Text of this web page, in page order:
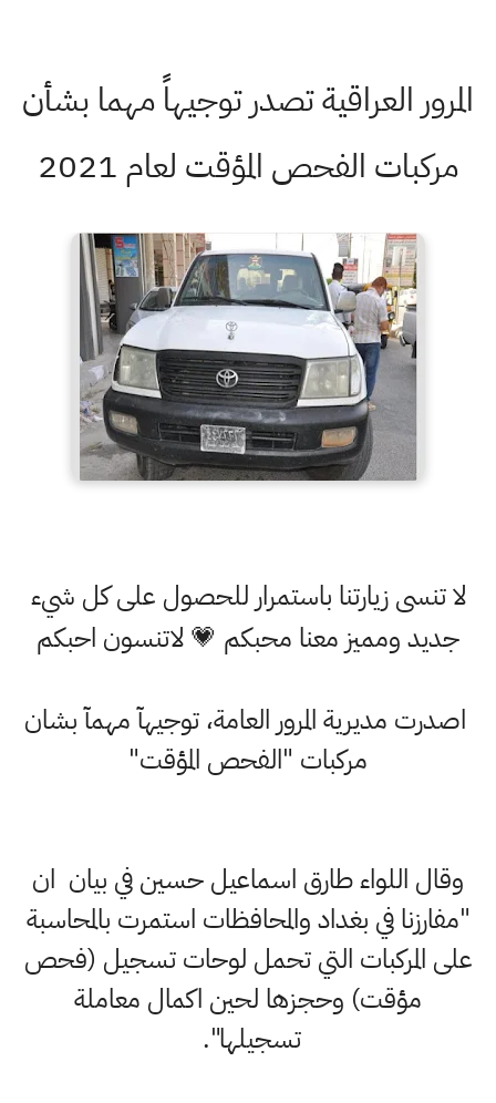
المرور العراقية تصدر توجيهاً مهما بشأن
مركبات الفحص المؤقت لعام 2021
لا تنسى زيارتنا باستمرار للحصول على كل شيء
جديد ومميز معنا محبكم 💗 لاتنسون احبكم
اصدرت مديرية المرور العامة، توجيهآ مهمآ بشان
مركبات "الفحص المؤقت"
وقال اللواء طارق اسماعيل حسين في بيان ان
"مفارزنا في بغداد والمحافظات استمرت بالمحاسبة
على المركبات التي تحمل لوحات تسجيل (فحص
مؤقت) وحجزها لحين اكمال معاملة
تسجيلها".